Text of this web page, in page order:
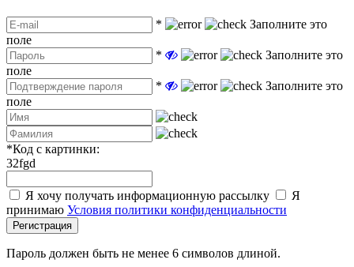
*
Заполните это
поле
*
Заполните это
поле
*
Заполните это
поле
*Код с картинки:
32fgd
Я хочу получать информационную рассылку
Я
принимаю Условия политики конфиденциальности
Регистрация
Пароль должен быть не менее 6 символов длиной.